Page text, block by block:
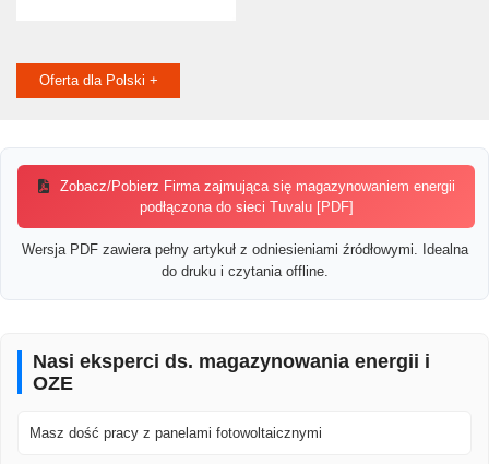
Oferta dla Polski +
Zobacz/Pobierz Firma zajmująca się magazynowaniem energii
podłączona do sieci Tuvalu [PDF]
Wersja PDF zawiera pełny artykuł z odniesieniami źródłowymi. Idealna
do druku i czytania offline.
Nasi eksperci ds. magazynowania energii i
OZE
Masz dość pracy z panelami fotowoltaicznymi